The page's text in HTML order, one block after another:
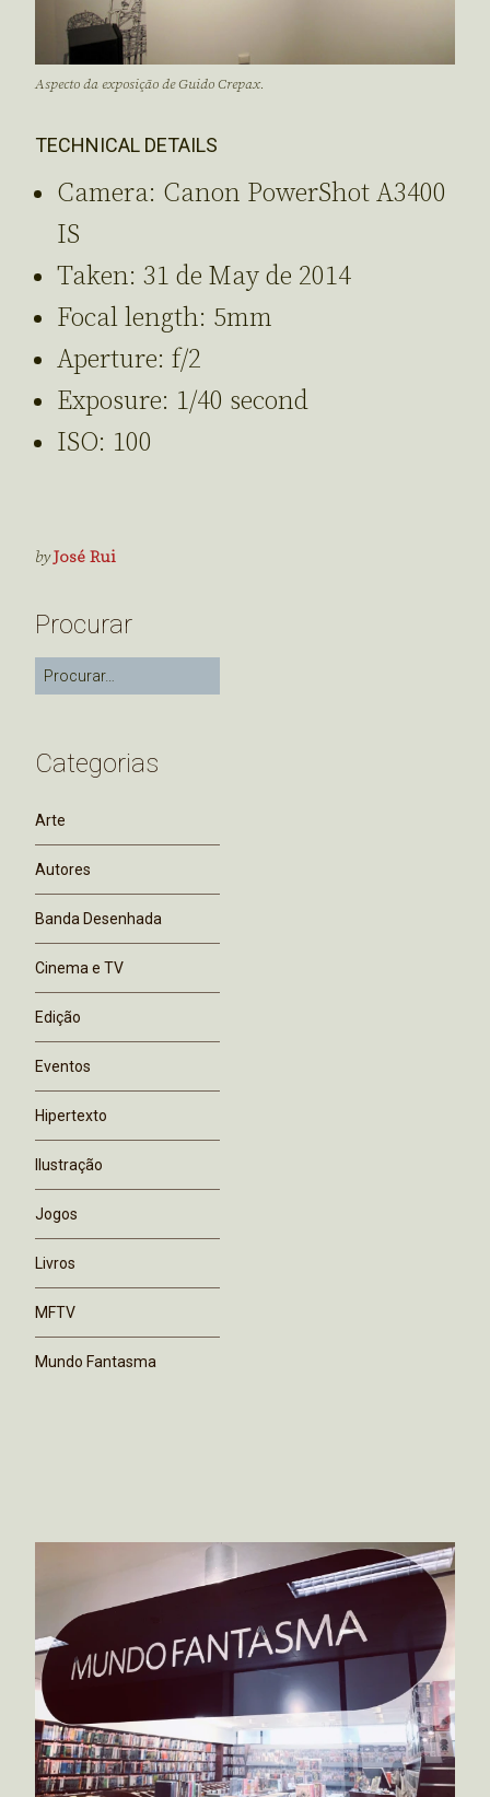
Aspecto da exposição de Guido Crepax.
TECHNICAL DETAILS
Camera: Canon PowerShot A3400
IS
Taken: 31 de May de 2014
Focal length: 5mm
Aperture: f/2
Exposure: 1/40 second
ISO: 100
byJosé Rui
Procurar
Categorias
Arte
Autores
Banda Desenhada
Cinema e TV
Edição
Eventos
Hipertexto
Ilustração
Jogos
Livros
MFTV
Mundo Fantasma